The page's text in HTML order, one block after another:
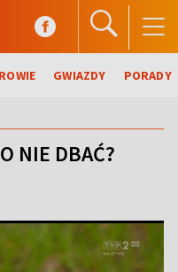
GWIAZDY PORADY
NIE DBAĆ?